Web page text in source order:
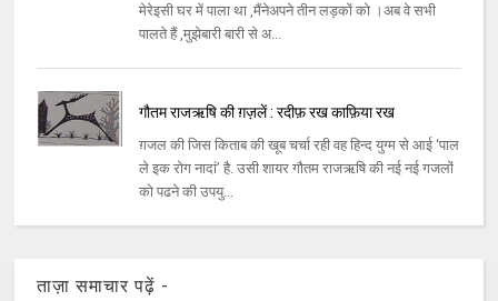
मेरेइसी घर में पाला था ,मैंनेअपने तीन लड़कों को ।अब वे सभी
पालते हैं ,मुझेबारी बारी से अ...
गौतम राजऋषि की ग़ज़लें : रदीफ़ रख काफ़िया रख
ग़जल की जिस किताब की खूब चर्चा रही वह हिन्द युग्म से आई ‘पाल
ले इक रोग नादां’ है. उसी शायर गौतम राजऋषि की नई नई गजलों
को पढने की उपयु...
ताज़ा समाचार पढ़ें -